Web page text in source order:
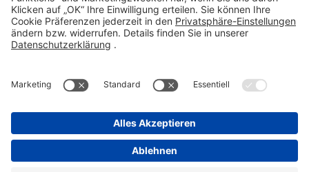
Kontakt
Compliance Reporting Portal ⧉
FOLGEN SIE UNS